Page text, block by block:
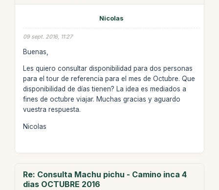
Nicolas
09 sept. 2016, 11:27
Buenas,
Les quiero consultar disponibilidad para dos personas
para el tour de referencia para el mes de Octubre. Que
disponibilidad de días tienen? La idea es mediados a
fines de octubre viajar. Muchas gracias y aguardo
vuestra respuesta.
Nicolas
Re: Consulta Machu pichu - Camino inca 4
dias OCTUBRE 2016